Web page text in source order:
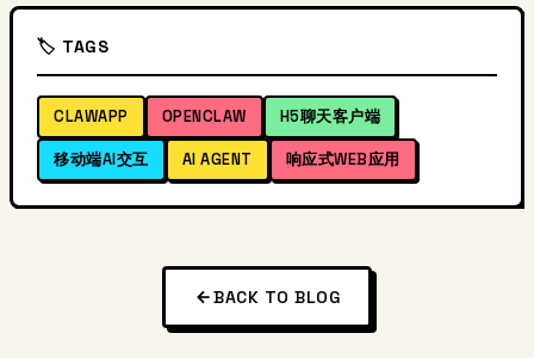
🏷️ TAGS
CLAWAPP OPENCLAW H5聊天客户端
移动端AI交互 AI AGENT 响应式WEB应用
BACK TO BLOG